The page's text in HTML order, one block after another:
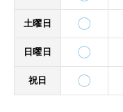
土曜日 〇
日曜日 〇
祝日 〇